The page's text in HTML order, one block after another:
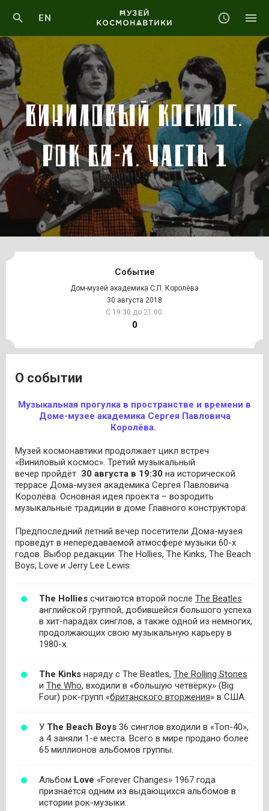
EN
ВИНИЛОВЫЙ КОСМОС.
РОК 60-Х. ЧАСТЬ 1
Событие
Дом-музей академика С.П. Королёва
30 августа 2018
С 19:30 до 21:00.
0
О событии
Музыкальная прогулка в пространстве и времени в
Доме-музее академика Сергея Павловича
Королёва.
Музей космонавтики продолжает цикл встреч
«Виниловый космос». Третий музыкальный
вечер пройдёт 30 августа в 19:30 на исторической
террасе Дома-музея академика Сергея Павловича
Королёва. Основная идея проекта – возродить
музыкальные традиции в доме Главного конструктора.
Предпоследний летний вечер посетители Дома-музея
проведут в непередаваемой атмосфере музыки 60-х
годов. Выбор редакции: The Hollies, The Kinks, The Beach
Boys, Love и Jerry Lee Lewis.
The Hollies считаются второй после The Beatles
английской группой, добившейся большого успеха
в хит-парадах синглов, а также одной из немногих,
продолжающих свою музыкальную карьеру в
1980-х.
The Kinks наряду с The Beatles, The Rolling Stones
и The Who, входили в «большую четвёрку» (Big
Four) рок-групп «британского вторжения» в США.
У The Beach Boys 36 синглов входили в «Топ-40»,
а 4 заняли 1-е места. Всего в мире продано более
65 миллионов альбомов группы.
Альбом Love «Forever Changes» 1967 года
признаётся одним из выдающихся альбомов в
истории рок-музыки.